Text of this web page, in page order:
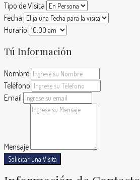
Tipo de Visita
Fecha
Horario
Tú Información
Nombre
Teléfono
Email
Mensaje
Solicitar una Visita